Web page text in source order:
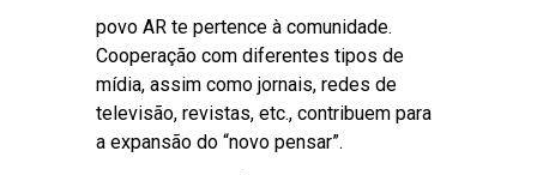
povo AR te pertence à comunidade.
Cooperação com diferentes tipos de
mídia, assim como jornais, redes de
televisão, revistas, etc., contribuem para
a expansão do “novo pensar”.